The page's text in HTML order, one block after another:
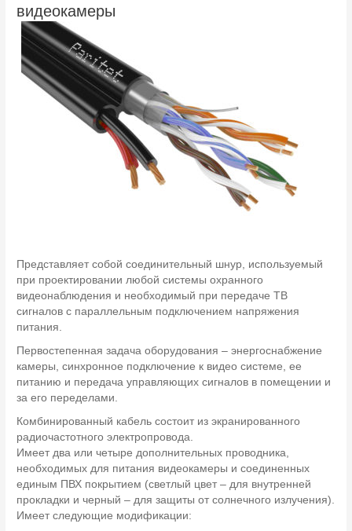
видеокамеры
Представляет собой соединительный шнур, используемый
при проектировании любой системы охранного
видеонаблюдения и необходимый при передаче ТВ
сигналов с параллельным подключением напряжения
питания.
Первостепенная задача оборудования – энергоснабжение
камеры, синхронное подключение к видео системе, ее
питанию и передача управляющих сигналов в помещении и
за его переделами.
Комбинированный кабель состоит из экранированного
радиочастотного электропровода.
Имеет два или четыре дополнительных проводника,
необходимых для питания видеокамеры и соединенных
единым ПВХ покрытием (светлый цвет – для внутренней
прокладки и черный – для защиты от солнечного излучения).
Имеет следующие модификации: